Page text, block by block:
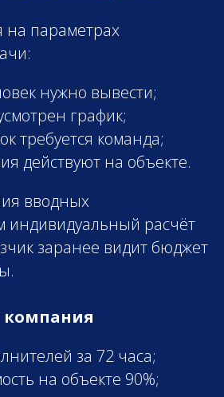
на параметрах
нужно вывести;
график;
требуется команда;
действуют на объекте.
вводных
индивидуальный расчёт
заранее видит бюджет
компания
за 72 часа;
на объекте 90%;